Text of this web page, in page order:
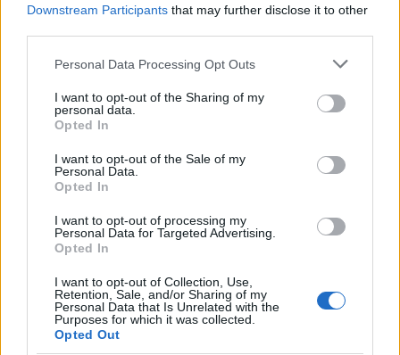
Downstream Participants that may further disclose it to other
Please note that this website/app uses one or more Google
not limited to your visit or usage behaviour. You may click to
grant or deny consent to Google and its third-party tags to
use your data for below specified purposes in below Google
consent section.
Personal Data Processing Opt Outs
I want to opt-out of the Sharing of my
personal data.
Opted In
I want to opt-out of the Sale of my
Personal Data.
Opted In
I want to opt-out of processing my
Personal Data for Targeted Advertising.
Opted In
I want to opt-out of Collection, Use,
Retention, Sale, and/or Sharing of my
Personal Data that Is Unrelated with the
Purposes for which it was collected.
Opted Out
Δυτική Ελλάδα, Πελοπόννησος, Δυτική Μακεδονία,
Στερεά Ελλάδα, Κεντρική Μακεδονία και Ανατολική
Μακεδονία και Θράκη) τα αντίστοιχα ποσοστά είναι
Το επίπεδο εκπαίδευσης
Όσο υψηλότερο είναι το επίπεδο εκπαίδευσης τόσο
φτώχειας. Για το 2021, ο κίνδυνος φτώχειας
εκτιμάται σε 25,8% για όσους έχουν ολοκληρώσει
προσχολική, πρωτοβάθμια και το πρώτο στάδιο